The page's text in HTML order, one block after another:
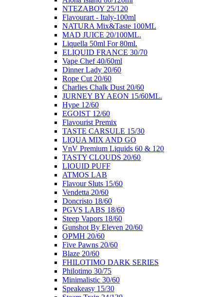
ΝΤΕΖΑΒΟΥ 25/120
Flavourart - Italy-100ml
NATURA Mix&Taste 100ML
MAD JUICE 20/100ML.
Liquella 50ml For 80ml.
ELIQUID FRANCE 30/70
Vape Chef 40/60ml
Dinner Lady 20/60
Rope Cut 20/60
Charlies Chalk Dust 20/60
JURNEY BY AEON 15/60ML.
Hype 12/60
EGOIST 12/60
Flavourist Premix
ΤΑSTE CARSULE 15/30
LIQUA MIX AND GO
VnV Premium Liquids 60 & 120
TASTY CLOUDS 20/60
LIOUID PUFF
ATMOS LAB
Flavour Sluts 15/60
Vendetta 20/60
Doncristo 18/60
PGVS LABS 18/60
Steep Vapors 18/60
Gunshot By Eleven 20/60
ΟΡΜΗ 20/60
Five Pawns 20/60
Blaze 20/60
FHILOTIMO DARK SERIES
Philotimo 30/75
Minimalistic 30/60
Speakeasy 15/30